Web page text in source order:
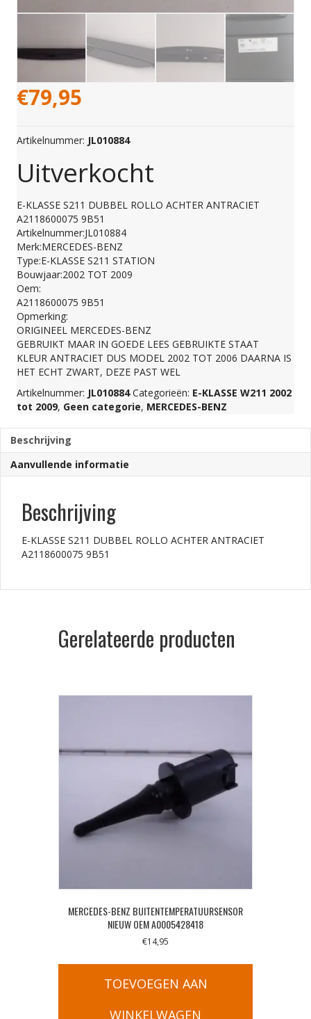
€79,95
Artikelnummer: JL010884
Uitverkocht
E-KLASSE S211 DUBBEL ROLLO ACHTER ANTRACIET
A2118600075 9B51
Artikelnummer:JL010884
Merk:MERCEDES-BENZ
Type:E-KLASSE S211 STATION
Bouwjaar:2002 TOT 2009
Oem:
A2118600075 9B51
Opmerking:
ORIGINEEL MERCEDES-BENZ
GEBRUIKT MAAR IN GOEDE LEES GEBRUIKTE STAAT
KLEUR ANTRACIET DUS MODEL 2002 TOT 2006 DAARNA IS
HET ECHT ZWART, DEZE PAST WEL
Artikelnummer: JL010884 Categorieën: E-KLASSE W211 2002
tot 2009, Geen categorie, MERCEDES-BENZ
Beschrijving
Aanvullende informatie
Beschrijving
E-KLASSE S211 DUBBEL ROLLO ACHTER ANTRACIET
A2118600075 9B51
Gerelateerde producten
MERCEDES-BENZ BUITENTEMPERATUURSENSOR
NIEUW OEM A0005428418
€14,95
TOEVOEGEN AAN
WINKELWAGEN